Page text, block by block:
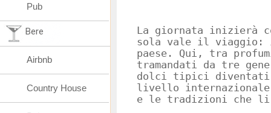
La giornata inizierà
sola vale il viaggio:
paese. Qui, tra
tramandati da tre
dolci tipici diventati
livello
e le tradizioni che li
Pub
Bere
Airbnb
Country House